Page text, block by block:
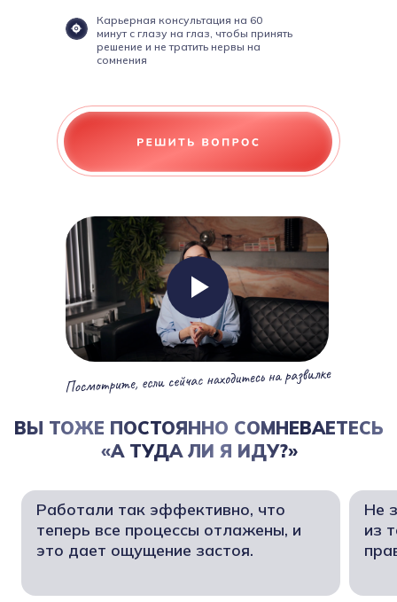
Карьерная консультация на 60
минут с глазу на глаз, чтобы принять
решение и не тратить нервы на
сомнения
ВЫ ТОЖЕ ПОСТОЯННО СОМНЕВАЕТЕСЬ
«А ТУДА ЛИ Я ИДУ?»
Не
из
Работали так эффективно, что
теперь все процессы отлажены, и
это дает ощущение застоя.